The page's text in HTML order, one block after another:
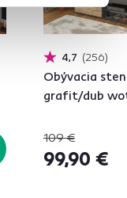
4,7 256
Obývacia
grafit/dub
109 €
99,90 €